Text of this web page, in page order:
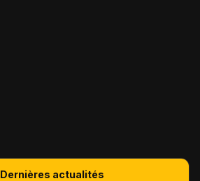
Dernières actualités